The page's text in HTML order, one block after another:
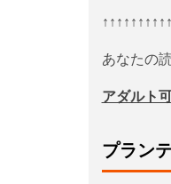
あなたの
アダルト
プラン